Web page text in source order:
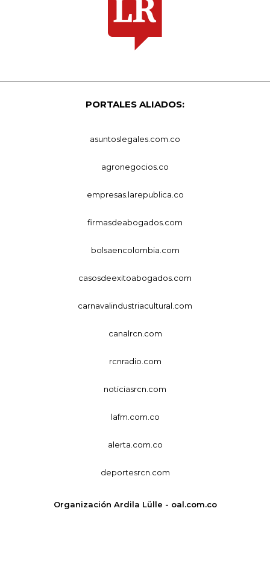
PORTALES ALIADOS:
asuntoslegales.com.co
agronegocios.co
empresas.larepublica.co
firmasdeabogados.com
bolsaencolombia.com
casosdeexitoabogados.com
carnavalindustriacultural.com
canalrcn.com
rcnradio.com
noticiasrcn.com
lafm.com.co
alerta.com.co
deportesrcn.com
Organización Ardila Lülle - oal.com.co